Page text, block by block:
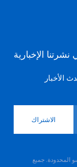
الإخبارية
الأخبار
الاشتراك
جميع